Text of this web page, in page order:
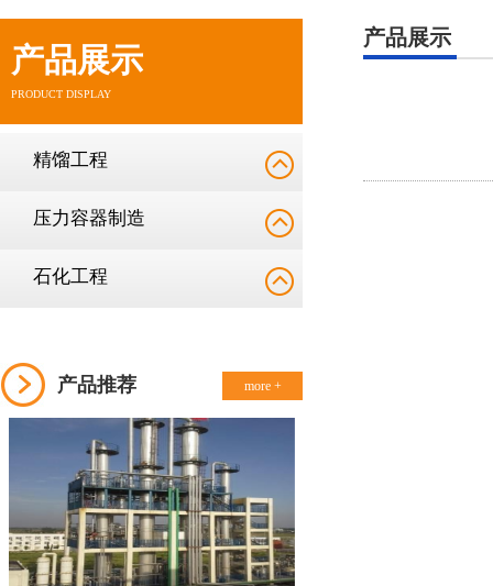
产品展示
PRODUCT DISPLAY
精馏工程
压力容器制造
石化工程
产品推荐 more +
产品展示